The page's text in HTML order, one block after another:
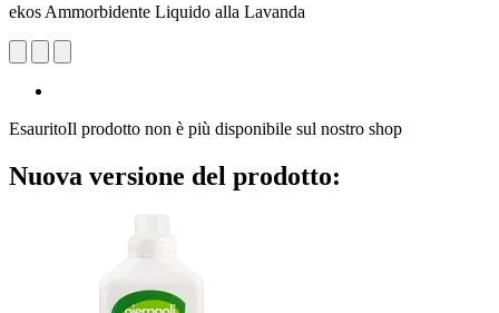
ekos Ammorbidente Liquido alla Lavanda
EsauritoIl prodotto non è più disponibile sul nostro shop
Nuova versione del prodotto: